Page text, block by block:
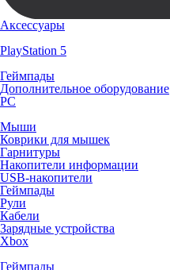
Аксессуары
PlayStation 5
Геймпады
Дополнительное оборудование
PC
Мыши
Коврики для мышек
Гарнитуры
Накопители информации
USB-накопители
Геймпады
Рули
Кабели
Зарядные устройства
Xbox
Геймпады